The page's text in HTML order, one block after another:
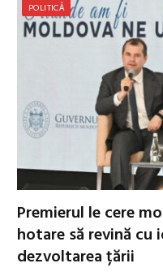
POLITICĂ
Premierul le cere
hotare să revină cu
dezvoltarea țării